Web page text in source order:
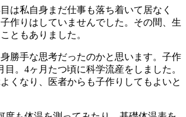
は私自身まだ仕事も落ち着いて居なく
作りはしていませんでした。その間、生
ともありました。
勝手な思考だったのかと思います。子作
目。4ヶ月たつ頃に科学流産をしました。
くなり、医者からも子作りしてもよいと